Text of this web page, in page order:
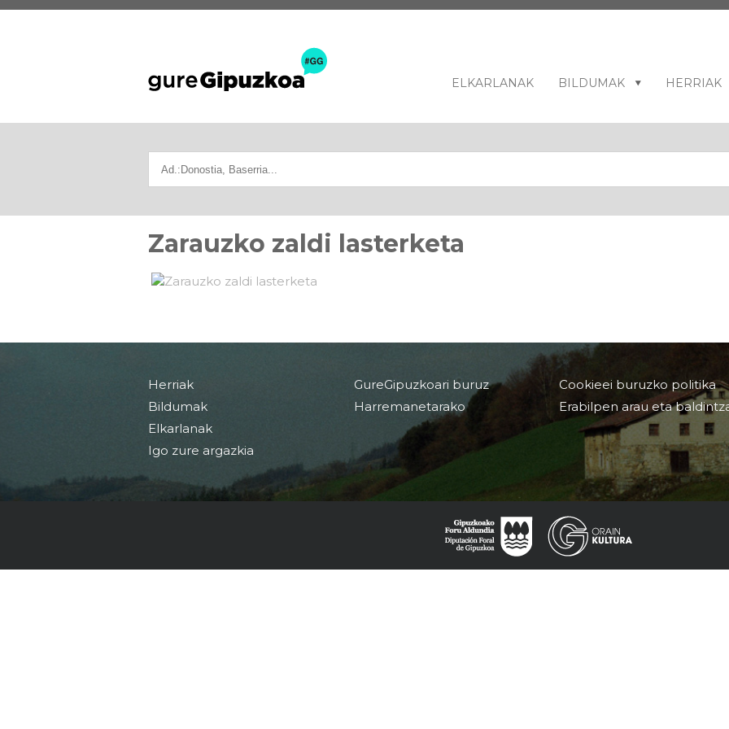
ELKARLANAK BILDUMAK HERRIAK
Zarauzko zaldi lasterketa
Herriak
Bildumak
Elkarlanak
Igo zure argazkia
GureGipuzkoari buruz
Harremanetarako
Cookieei buruzko politika
Erabilpen arau eta